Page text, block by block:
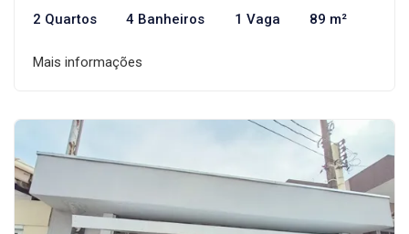
2 Quartos 4 Banheiros 1 Vaga 89 m²
Mais informações